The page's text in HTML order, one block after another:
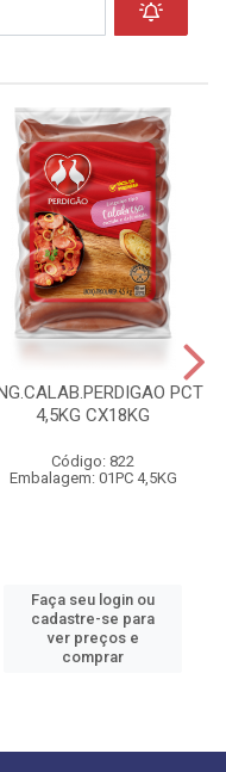
PCT
4,5KG CX18KG
Código: 822
Embalagem: 01PC 4,5KG
Faça seu login ou
cadastre-se para
ver preços e
comprar